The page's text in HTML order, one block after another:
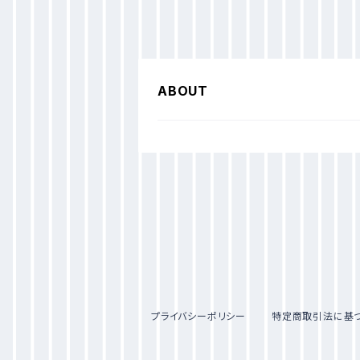
ABOUT
プライバシーポリシー 特定商取引法に基